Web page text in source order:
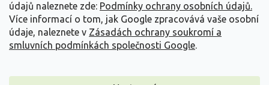
údajů naleznete zde: Podmínky ochrany osobních údajů.
Více informací o tom, jak Google zpracovává vaše osobní
údaje, naleznete v Zásadách ochrany soukromí a
smluvních podmínkách společnosti Google.
Vytvořil Shoptet